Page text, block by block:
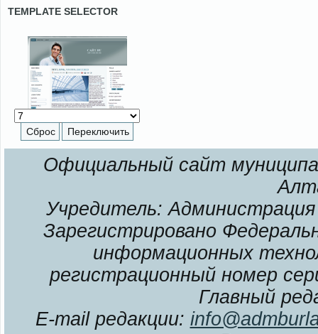
TEMPLATE SELECTOR
Официальный сайт
Учредитель: Администрация
Зарегистрировано
информационных
регистрационный номер
Главный
E-mail редакции: